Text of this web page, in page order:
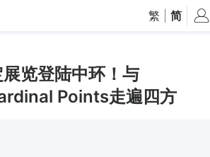
繁 简
览登陆中环！与
Points走遍四方